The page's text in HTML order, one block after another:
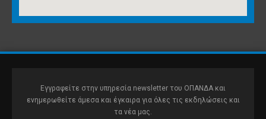
Εγγραφείτε στην υπηρεσία newsletter του ΟΠΑΝΔΑ και
ενημερωθείτε άμεσα και έγκαιρα για όλες τις εκδηλώσεις και
τα νέα μας.